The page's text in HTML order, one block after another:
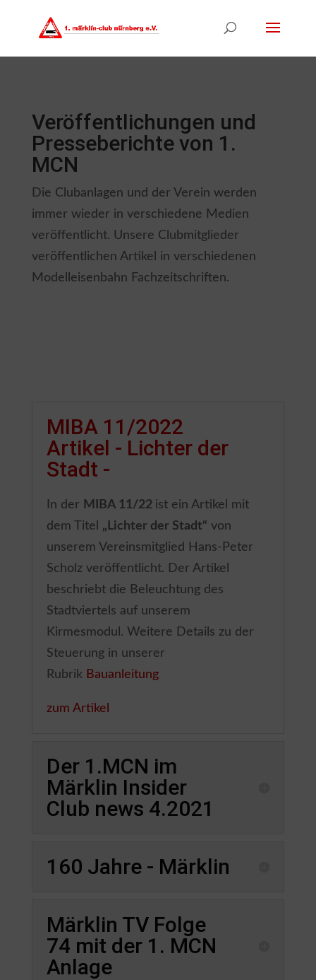
Veröffentlichungen und
Presseberichte von 1.
MCN
Die Clubanlagen und der Verein werden
immer wieder in verschiedene Medien
veröffentlicht. Unsere Clubmitglieder
veröffentlichen Artikel in verschiedenen
Modelleisenbahn Fachzeitschriften.
MIBA 11/2022
Artikel - Lichter der
Stadt -
In der MIBA 11/22 ist ein Artikel mit
dem Titel „Lichter der Stadt“ von
unserem Vereinsmitglied Hans-Peter
Scholz veröffentlicht. Der Artikel
beschriebt die Beleuchtung des
Stadtviertels auf unserem
Kirmesmodul. Weitere Details zu der
Steuerung in unserer
Rubrik Bauanleitung
zum Artikel
Der 1.MCN im
Märklin Insider
Club news 4.2021
160 Jahre - Märklin
Märklin TV Folge
74 mit der 1. MCN
Anlage